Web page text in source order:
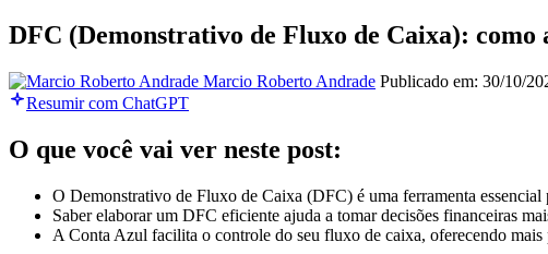
DFC (Demonstrativo de Fluxo de Caixa):
Marcio Roberto Andrade Publicado em: 30/10/
Resumir com ChatGPT
O que você vai ver neste post:
O Demonstrativo de Fluxo de Caixa (DFC) é uma ferramenta essencial
Saber elaborar um DFC eficiente ajuda a tomar decisões financeiras
A Conta Azul facilita o controle do seu fluxo de caixa, oferecendo